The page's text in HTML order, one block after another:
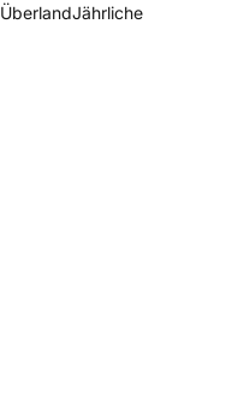
ÜberlandJährliche